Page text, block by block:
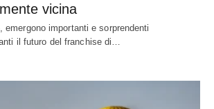
vicina
emergono importanti e sorprendenti
il futuro del franchise di…